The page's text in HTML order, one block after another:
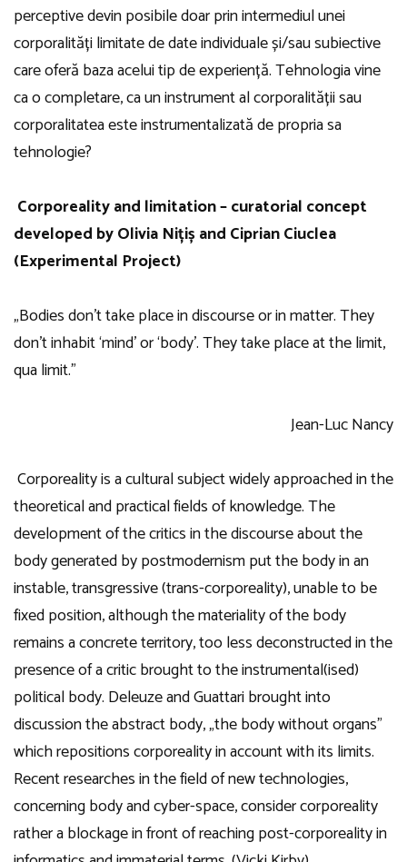
perceptive devin posibile doar prin intermediul unei
corporalități limitate de date individuale și/sau subiective
care oferă baza acelui tip de experiență. Tehnologia vine
ca o completare, ca un instrument al corporalității sau
corporalitatea este instrumentalizată de propria sa
tehnologie?
Corporeality and limitation – curatorial concept
developed byOlivia Nițiș and Ciprian Ciuclea
(Experimental Project)
„Bodies don’t take place in discourse or in matter. They
don’t inhabit ‘mind’ or ‘body’. They take place at the limit,
qua limit.”
Jean-Luc Nancy
Corporeality is a cultural subject widely approached in the
theoretical and practical fields of knowledge. The
development of the critics in the discourse about the
body generated by postmodernism put the body in an
instable, transgressive (trans-corporeality), unable to be
fixed position, although the materiality of the body
remains a concrete territory, too less deconstructed in the
presence of a critic brought to the instrumental(ised)
political body. Deleuze and Guattari brought into
discussion the abstract body, „the body without organs”
which repositions corporeality in account with its limits.
Recent researches in the field of new technologies,
concerning body and cyber-space, consider corporeality
rather a blockage in front of reaching post-corporeality in